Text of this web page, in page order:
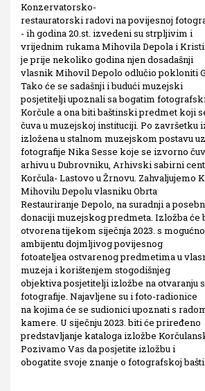
Konzervatorsko-
restauratorski radovi na povijesnoj
- ih godina 20.st. izvedeni su strpljivim i
vrijednim rukama Mihovila Depola i
je prije nekoliko godina njen dosadašnji
vlasnik Mihovil Depolo odlučio pokloniti
Tako će se sadašnji i budući muzejski
posjetitelji upoznali sa bogatim
Korčule a ona biti baštinski predmet koji
čuva u muzejskoj instituciji. Po završetku
izložena u stalnom muzejskom postavu uz
fotografije Nika Sesse koje se izvorno
arhivu u Dubrovniku, Arhivski sabirni
Korčula- Lastovo u Žrnovu. Zahvaljujemo
Mihovilu Depolu vlasniku Obrta
Restauriranje Depolo, na suradnji a
donaciji muzejskog predmeta. Izložba će
otvorena tijekom siječnja 2023. s
ambijentu dojmljivog povijesnog
fotoateljea ostvarenog predmetima u
muzeja i korištenjem stogodišnjeg
objektiva posjetitelji izložbe na otvaranju
fotografije. Najavljene su i foto-radionice
na kojima će se sudionici upoznati s
kamere. U siječnju 2023. biti će priređeno
predstavljanje kataloga izložbe
Pozivamo Vas da posjetite izložbu i
obogatite svoje znanje o fotografskoj